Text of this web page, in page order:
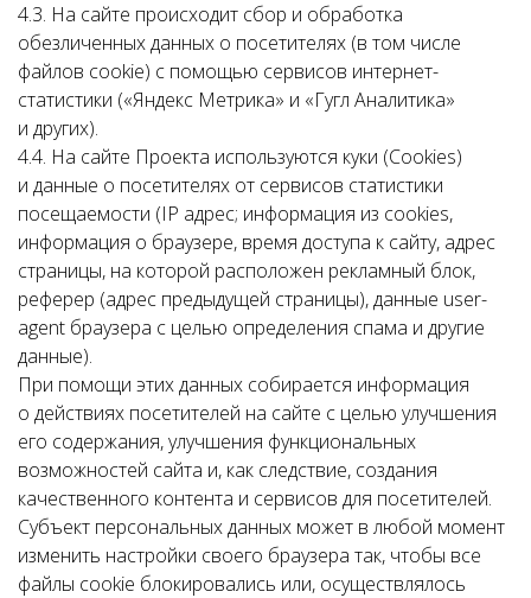
4.3. На сайте происходит сбор и обработка
обезличенных данных о посетителях (в том числе
файлов cookie) с помощью сервисов интернет-
статистики («Яндекс Метрика» и «Гугл Аналитика»
и других).
4.4. На сайте Проекта используются куки (Cookies)
и данные о посетителях от сервисов статистики
посещаемости (IP адрес; информация из cookies,
информация о браузере, время доступа к сайту, адрес
страницы, на которой расположен рекламный блок,
реферер (адрес предыдущей страницы), данные user-
agent браузера с целью определения спама и другие
данные).
При помощи этих данных собирается информация
о действиях посетителей на сайте с целью улучшения
его содержания, улучшения функциональных
возможностей сайта и, как следствие, создания
качественного контента и сервисов для посетителей.
Субъект персональных данных может в любой момент
изменить настройки своего браузера так, чтобы все
файлы cookie блокировались или, осуществлялось